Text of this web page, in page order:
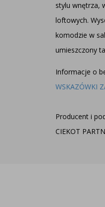
stylu wnętrza,
loftowych.
komodzie w
umieszczony
Informacje o
WSKAZÓWKI
Producent i
CIEKOT